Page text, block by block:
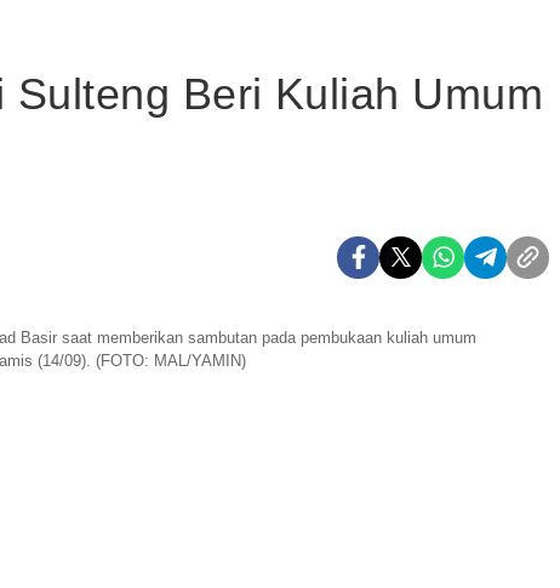
Sulteng Beri Kuliah Umum
Basir saat memberikan sambutan pada pembukaan kuliah umum
(14/09). (FOTO: MAL/YAMIN)